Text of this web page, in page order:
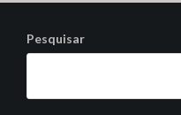
Pesquisar